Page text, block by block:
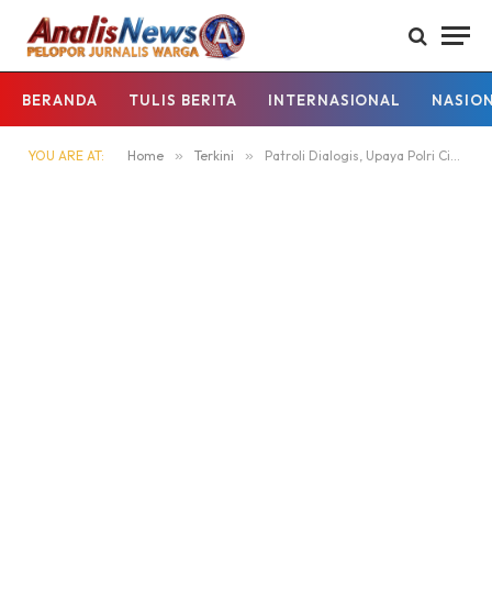
BERANDA TULIS BERITA INTERNASIONAL
YOU ARE AT: Home » Terkini » Patroli Dialogis, Upaya Polri Ciptakan Kamtibmas